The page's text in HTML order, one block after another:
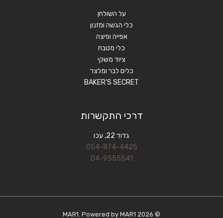
על השולחן
כלי הגשה ומזנון
אפייה ופיצה
כלי מטבח
ציוד משקי
כלים לבר ומלצר
BAKER'S SECRET
דרכי התקשרות
גדוד 22, עכו
054-874-4425
04-9555541
© 2026 MAR1. Powered by MAR1